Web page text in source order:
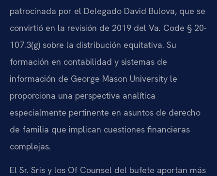
patrocinada por el Delegado David Bulova, que se
convirtió en la revisión de 2019 del Va. Code § 20-
107.3(g) sobre la distribución equitativa. Su
formación en contabilidad y sistemas de
información de George Mason University le
proporciona una perspectiva analítica
especialmente pertinente en asuntos de derecho
de familia que implican cuestiones financieras
complejas.
El Sr. Sris y los Of Counsel del bufete aportan más